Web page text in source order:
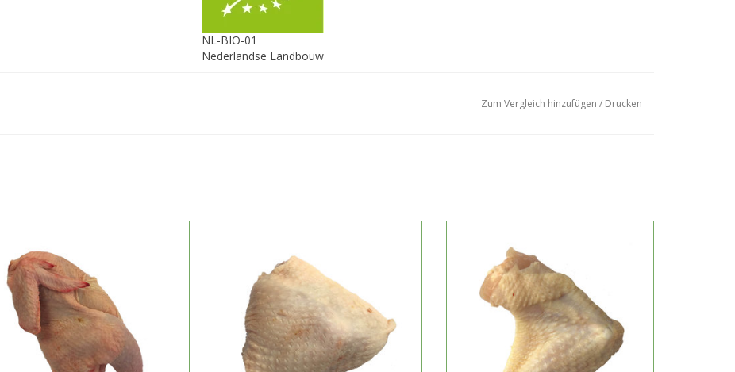
NL-BIO-01
Nederlandse Landbouw
Zum Vergleich hinzufügen / Drucken